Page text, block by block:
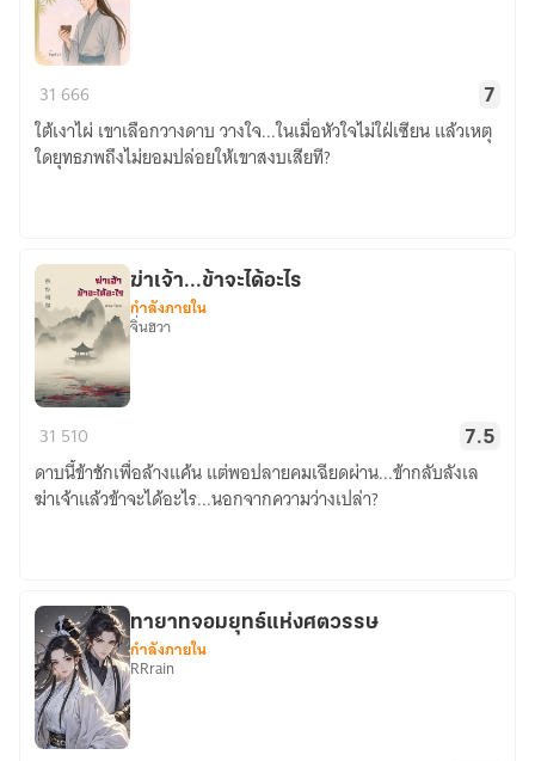
เงา
ไผ่...หัวใจ
ไม่
31 666 7
ใต้เงาไผ่ เขาเลือกวางดาบ วางใจ...ในเมื่อหัวใจไม่ใฝ่เซียน แล้วเหตุ
ใดยุทธภพถึงไม่ยอมปล่อยให้เขาสงบเสียที?
เจ้า...ข้า
จะ
ได้
ฆ่าเจ้า...ข้าจะได้อะไร
กำลังภายใน
จิ่นฮวา
31 510 7.5
ดาบนี้ข้าชักเพื่อล้างแค้น แต่พอปลายคมเฉียดผ่าน...ข้ากลับลังเล
ฆ่าเจ้าแล้วข้าจะได้อะไร...นอกจากความว่างเปล่า?
ทายาทจอมยุทธ์แห่งศตวรรษ
กำลังภายใน
RRrain